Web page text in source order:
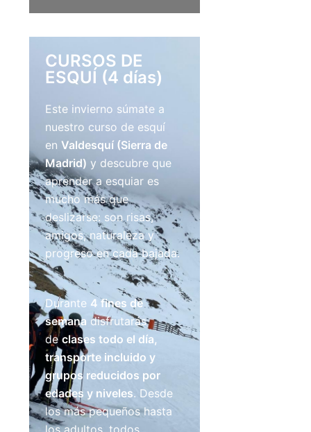
CURSOS DE
ESQUÍ (4 días)
Este invierno súmate a
nuestro curso de esquí
en Valdesquí (Sierra de
Madrid) y descubre que
aprender a esquiar es
mucho más que
deslizarse: son risas,
amigos, naturaleza y
progreso en cada bajada.
Durante 4 fines de
semana disfrutarás
declases todo el día,
transporte incluido y
grupos reducidos por
edades y niveles. Desde
los más pequeños hasta
los adultos, todos